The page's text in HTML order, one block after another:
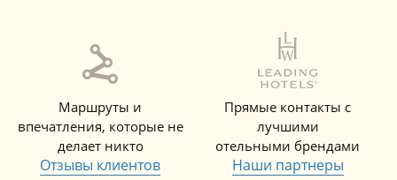
Маршруты и
впечатления, которые не
делает никто
Отзывы клиентов
Прямые контакты с
лучшими
отельными брендами
Наши партнеры